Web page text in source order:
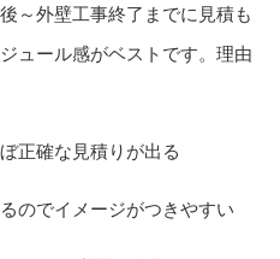
～外壁工事終了までに見積も
ュール感がベストです。理由
正確な見積りが出る
のでイメージがつきやすい